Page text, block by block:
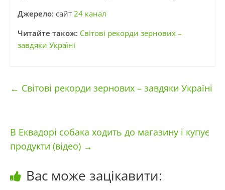
Джерело: сайт 24 канал
Читайте також: Світові рекорди зернових –
завдяки Україні
← Світові рекорди зернових – завдяки Україні
В Еквадорі собака ходить до магазину і купує
продукти (відео) →
Вас може зацікавити: